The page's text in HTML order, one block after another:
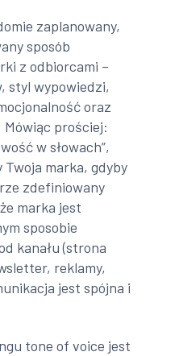
zaplanowany,
sposób
z odbiorcami –
styl wypowiedzi,
oraz
prościej:
w słowach”,
Twoja marka, gdyby
zdefiniowany
marka jest
sposobie
kanału (strona
reklamy,
jest spójna i
tone of voice jest